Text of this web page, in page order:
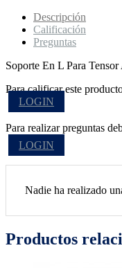
Descripción
Calificación
Preguntas
Soporte En L Para
Para calificar este
LOGIN
Para realizar preguntas
LOGIN
Nadie ha realizado
Productos